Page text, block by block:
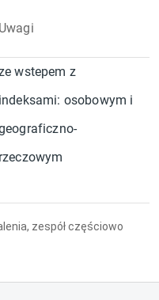
Uwagi
wstepem z
indeksami: osobowym i
rzeczowym
zespół częściowo